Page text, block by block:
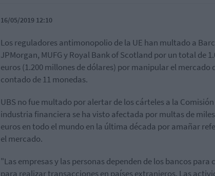
16/05/2019 12:10
Los reguladores antimonopolio de la UE han multado a
JPMorgan, MUFG y Royal Bank of Scotland por un total de
euros (1.200 millones de dólares) por manipular el mercado
contado de 11 monedas.
UBS no fue multado por alertar de los cárteles a la Comisión
industria financiera se ha visto afectada por multas de
euros en todo el mundo en la última década por amañar
el mercado.
"Las empresas y las personas dependen de los bancos para
para realizar transacciones en países extranjeros. Las